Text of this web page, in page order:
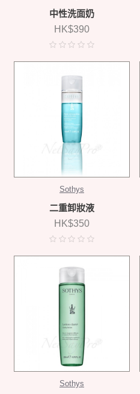
中性洗面奶
HK$390
Sothys
二重卸妝液
HK$350
Sothys